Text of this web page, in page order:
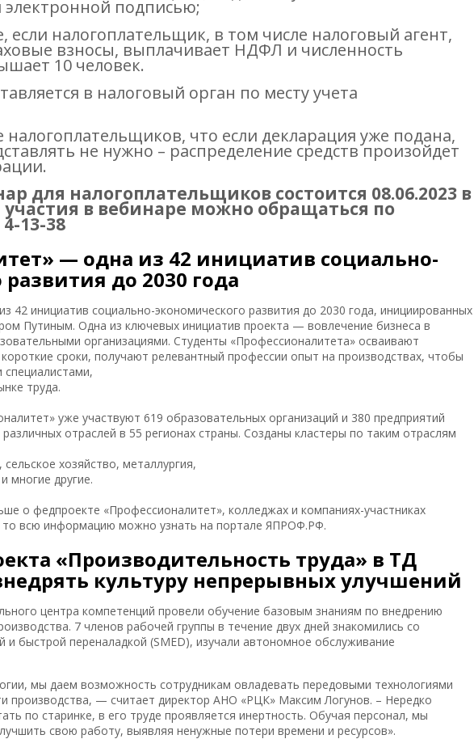
подписью;
если налогоплательщик, в том числе налоговый агент,
взносы, выплачивает НДФЛ и численность
10 человек.
в налоговый орган по месту учета
что если декларация уже подана,
не нужно – распределение средств произойдет
для налогоплательщиков состоится 08.06.2023 в
участия в вебинаре можно обращаться по
13-38
— одна из 42 инициатив социально-
до 2030 года
42 инициатив социально-экономического развития до 2030 года, инициированных
Путиным. Одна из ключевых инициатив проекта — вовлечение бизнеса в
организациями. Студенты «Профессионалитета» осваивают
сроки, получают релевантный профессии опыт на производствах, чтобы
труда.
уже участвуют 619 образовательных организаций и 380 предприятий
отраслей в 55 регионах страны. Созданы кластеры по таким отраслям
хозяйство, металлургия,
многие другие.
о федпроекте «Профессионалитет», колледжах и компаниях-участниках
то всю информацию можно узнать на портале ЯПРОФ.РФ.
«Производительность труда» в ТД
культуру непрерывных улучшений
центра компетенций провели обучение базовым знаниям по внедрению
7 членов рабочей группы в течение двух дней знакомились со
и быстрой переналадкой (SMED), изучали автономное обслуживание
мы даем возможность сотрудникам овладевать передовыми технологиями
производства, — считает директор АНО «РЦК» Максим Логунов. – Нередко
по старинке, в его труде проявляется инертность. Обучая персонал, мы
свою работу, выявляя ненужные потери времени и ресурсов».